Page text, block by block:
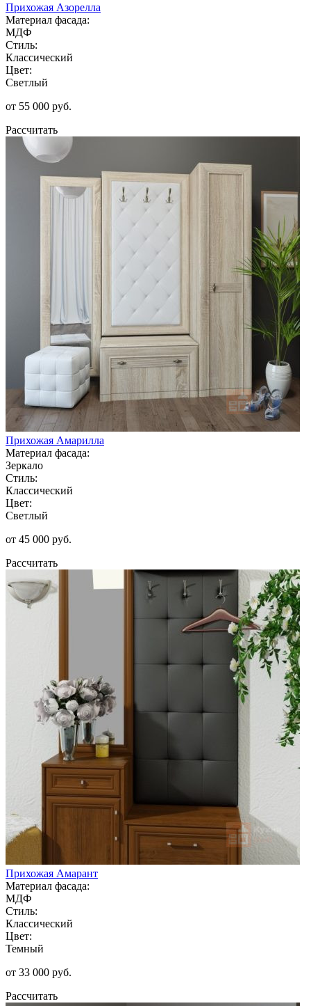
Прихожая Азорелла
Материал фасада:
МДФ
Стиль:
Классический
Цвет:
Светлый
от 55 000 руб.
Рассчитать
Прихожая Амарилла
Материал фасада:
Зеркало
Стиль:
Классический
Цвет:
Светлый
от 45 000 руб.
Рассчитать
Прихожая Амарант
Материал фасада:
МДФ
Стиль:
Классический
Цвет:
Темный
от 33 000 руб.
Рассчитать